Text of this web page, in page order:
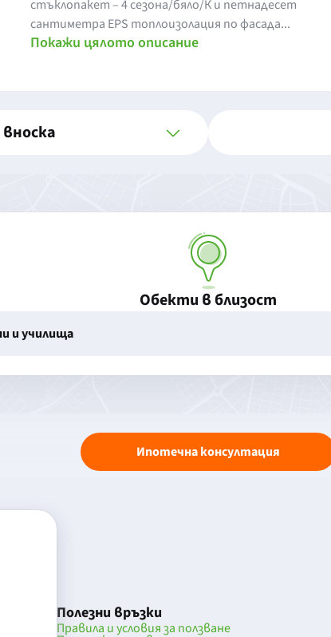
стъклопакет – 4 сезона/бяло/К и петнадесет
сантиметра EPS топлоизолация по фасада...
Покажи цялото описание
Обекти в близост
и училища
Ипотечна консултация
Полезни връзки
Правила и условия за ползване